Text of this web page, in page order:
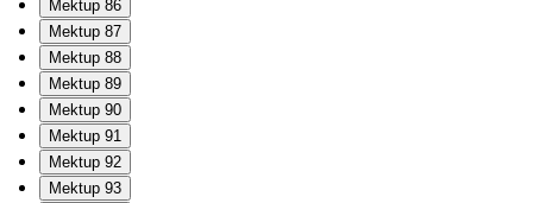
Mektup 86
Mektup 87
Mektup 88
Mektup 89
Mektup 90
Mektup 91
Mektup 92
Mektup 93